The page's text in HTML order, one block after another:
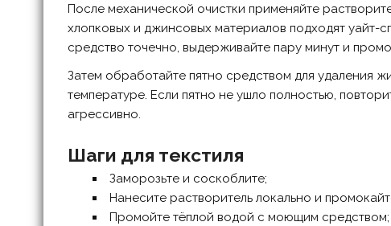
После механической очистки применяйте
хлопковых и джинсовых материалов подходят уайт-
средство точечно, выдерживайте пару минут и
Затем обработайте пятно средством для удаления
температуре. Если пятно не ушло полностью,
агрессивно.
Шаги для текстиля
Заморозьте и соскоблите;
Нанесите растворитель локально и
Промойте тёплой водой с моющим средством;